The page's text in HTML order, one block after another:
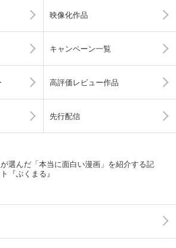
映像化作品
キャンペーン一覧
高評価レビュー作品
先行配信
選んだ「本当に面白い漫画」を紹介する記
『ぶくまる』